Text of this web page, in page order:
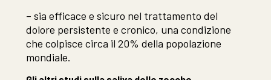
– sia efficace e sicuro nel trattamento del
dolore persistente e cronico, una condizione
che colpisce circa il 20% della popolazione
mondiale.